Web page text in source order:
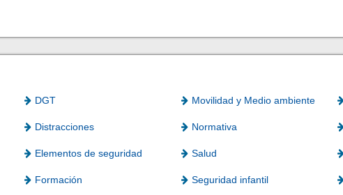
DGT Movilidad y Medio ambiente
Distracciones Normativa
Elementos de seguridad Salud
Formación Seguridad infantil